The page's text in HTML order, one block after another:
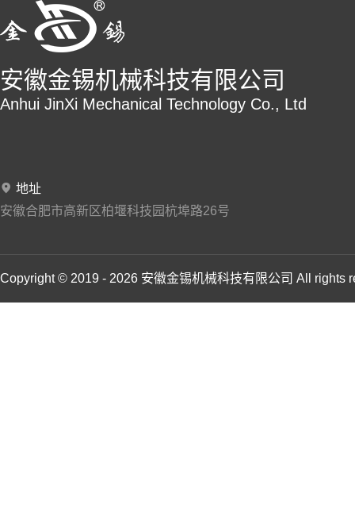
安徽金锡机械科技有限公司
Anhui JinXi Mechanical Technology Co., Ltd
地址
安徽合肥市高新区柏堰科技园杭埠路26号
Copyright © 2019 - 2026 安徽金锡机械科技有限公司 All